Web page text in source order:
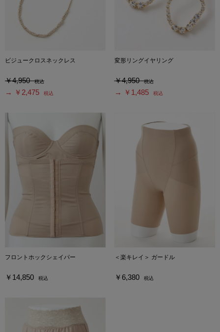
ビジュークロスネックレス
￥4,950 税込
→ ￥2,475 税込
変形リングイヤリング
￥4,950 税込
→ ￥1,485 税込
フロントホックシェイパー
￥14,850 税込
＜楽キレイ＞ ガードル
￥6,380 税込